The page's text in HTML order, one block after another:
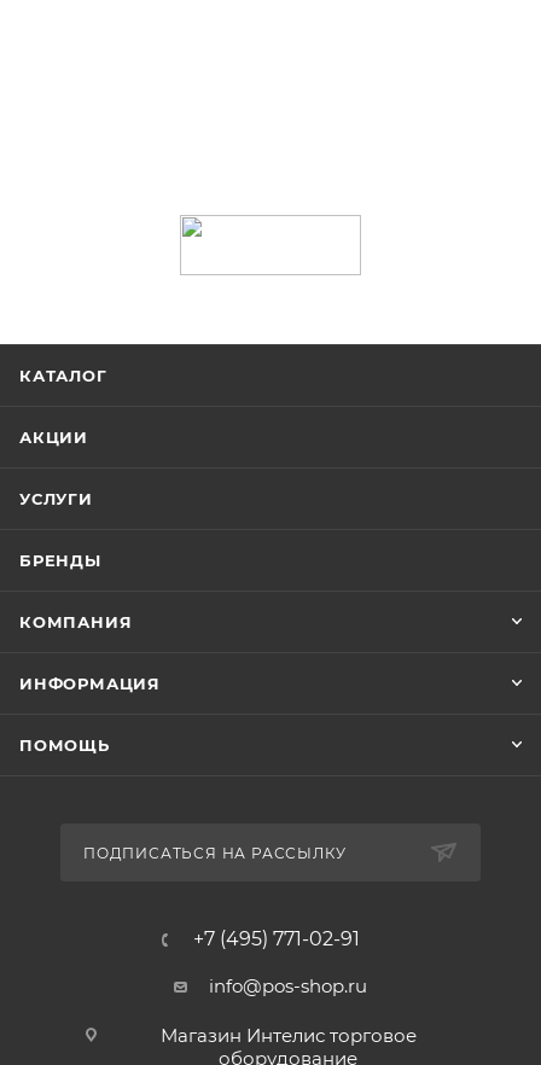
КАТАЛОГ
АКЦИИ
УСЛУГИ
БРЕНДЫ
КОМПАНИЯ
ИНФОРМАЦИЯ
ПОМОЩЬ
ПОДПИСАТЬСЯ НА РАССЫЛКУ
+7 (495) 771-02-91
info@pos-shop.ru
Магазин Интелис торговое
оборудование